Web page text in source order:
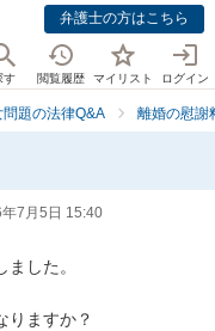
弁護士の方はこちら
す 閲覧履歴 マイリスト ログイン
題の法律Q&A 離婚の慰謝
7月5日 15:40
した。
りますか？